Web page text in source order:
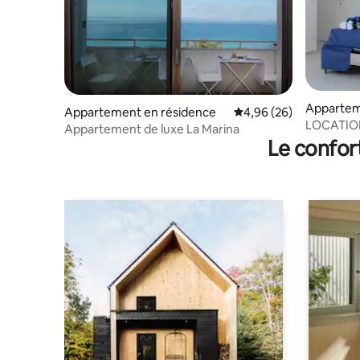
Appartement en résidence Évaluation moyenne
4,96 (26)
Appartement de luxe La Marina
MARI,
Le